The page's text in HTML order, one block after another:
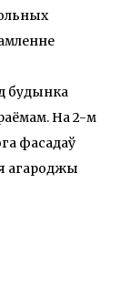
будынка
На 2-м
фасадаў
агароджы